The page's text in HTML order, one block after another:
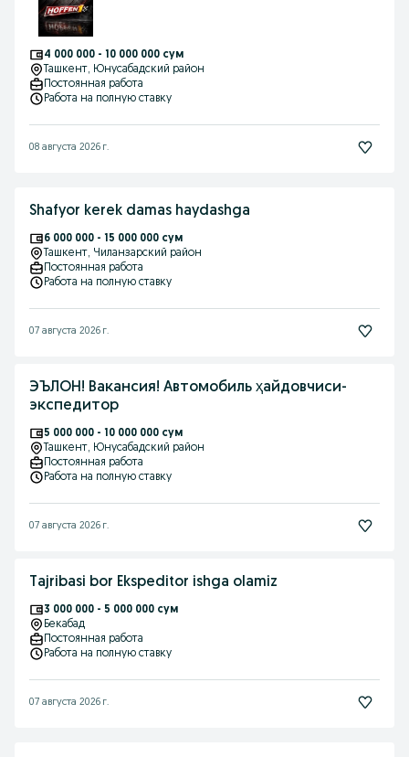
4 000 000 - 10 000 000 сум
Ташкент, Юнусабадский район
Постоянная работа
Работа на полную ставку
08 августа 2026 г.
Shafyor kerek damas haydashga
6 000 000 - 15 000 000 сум
Ташкент, Чиланзарский район
Постоянная работа
Работа на полную ставку
07 августа 2026 г.
ЭЪЛОН! Вакансия! Автомобиль ҳайдовчиси-
экспедитор
5 000 000 - 10 000 000 сум
Ташкент, Юнусабадский район
Постоянная работа
Работа на полную ставку
07 августа 2026 г.
Tajribasi bor Ekspeditor ishga olamiz
3 000 000 - 5 000 000 сум
Бекабад
Постоянная работа
Работа на полную ставку
07 августа 2026 г.